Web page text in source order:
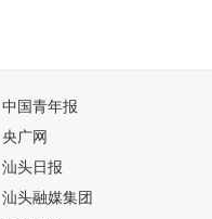
中国青年报
央广网
汕头日报
汕头融媒集团